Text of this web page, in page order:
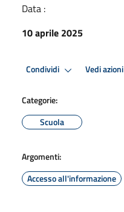
Data :
10 aprile 2025
Condividi Vedi azioni
Categorie:
Scuola
Argomenti:
Accesso all'informazione